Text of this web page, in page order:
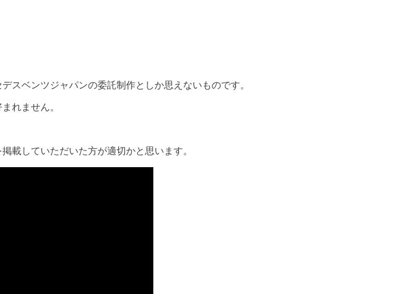
スベンツジャパンの委託制作としか思えないものです。
れません。
載していただいた方が適切かと思います。